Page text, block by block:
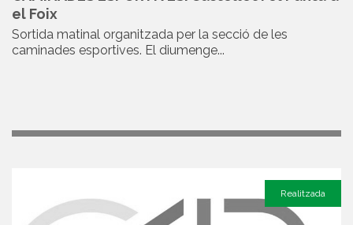
el Foix
Sortida matinal organitzada per la secció de les
caminades esportives. El diumenge...
Realitzada